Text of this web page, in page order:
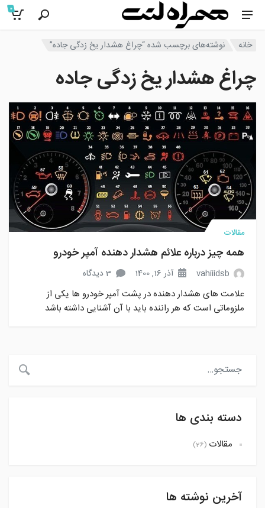
0
خانه نوشته‌های برچسب شده “چراغ هشدار یخ زدگی جاده”
چراغ هشدار یخ زدگی جاده
مقالات
همه چیز درباره علائم هشدار دهنده آمپر خودرو
vahiiidsb آذر 16, 1400 3 دیدگاه
علامت های هشدار دهنده در پشت آمپر خودرو ها یکی از
ملزوماتی است که هر راننده باید با آن آشنایی داشته باشد
دسته بندی ها
مقالات (26)
آخرین نوشته ها